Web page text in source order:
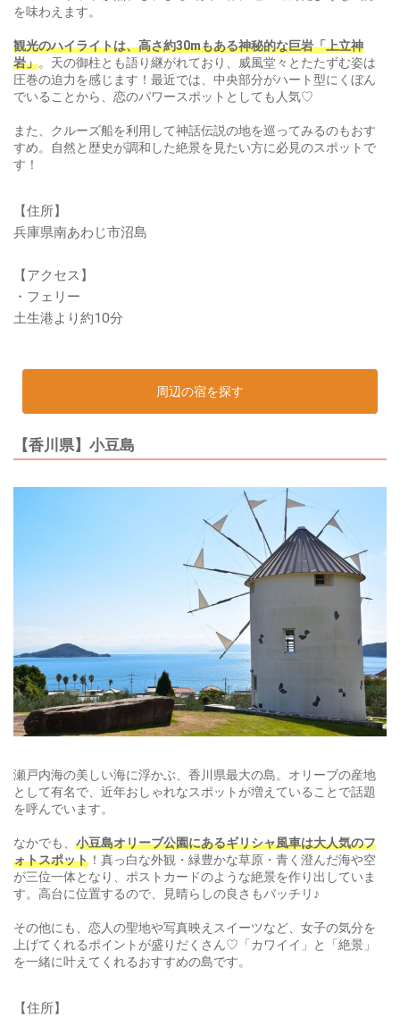
を味わえます。
観光のハイライトは、高さ約30mもある神秘的な巨岩「上立神
岩」。天の御柱とも語り継がれており、威風堂々とたたずむ姿は
圧巻の迫力を感じます！最近では、中央部分がハート型にくぼん
でいることから、恋のパワースポットとしても人気♡
また、クルーズ船を利用して神話伝説の地を巡ってみるのもおす
すめ。自然と歴史が調和した絶景を見たい方に必見のスポットで
す！
【住所】
兵庫県南あわじ市沼島
【アクセス】
・フェリー
土生港より約10分
周辺の宿を探す
【香川県】小豆島
瀬戸内海の美しい海に浮かぶ、香川県最大の島。オリーブの産地
として有名で、近年おしゃれなスポットが増えていることで話題
を呼んでいます。
なかでも、 小豆島オリーブ公園にあるギリシャ風車は大人気のフ
ォトスポット ！真っ白な外観・緑豊かな草原・青く澄んだ海や空
が三位一体となり、ポストカードのような絶景を作り出していま
す。高台に位置するので、見晴らしの良さもバッチリ♪
その他にも、恋人の聖地や写真映えスイーツなど、女子の気分を
上げてくれるポイントが盛りだくさん♡「カワイイ」と「絶景」
を一緒に叶えてくれるおすすめの島です。
【住所】